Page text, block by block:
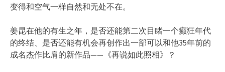
变得和空气一样自然和无处不在。
姜昆在他的有生之年，是否还能第二次目睹一个癫狂年代
的终结、是否还能有机会再创作出一部可以和他35年前的
成名杰作比肩的新作品——《再说如此照相》？